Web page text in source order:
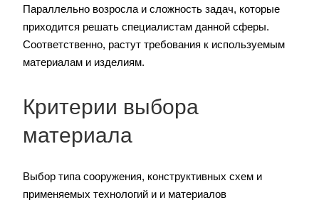
Параллельно возросла и сложность задач, которые
приходится решать специалистам данной сферы.
Соответственно, растут требования к используемым
материалам и изделиям.
Критерии выбора
материала
Выбор типа сооружения, конструктивных схем и
применяемых технологий и и материалов